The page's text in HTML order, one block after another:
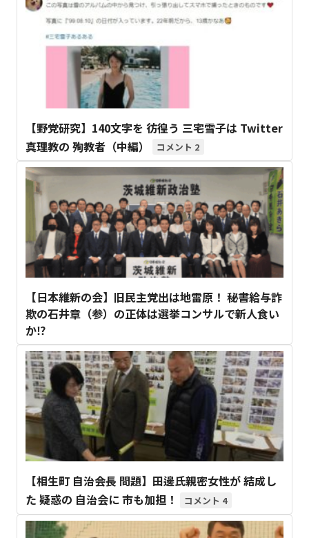
【野党研究】140文字を 彷徨う 三宅雪子は Twitter
真理教の 殉教者（中編）
2
【日本維新の会】旧民主党出は地雷原！ 秘書給与詐
欺の石井章（参）の正体は選挙コンサルで新人食い
か⁉
【相生町 自治会長 問題】田邊氏親密女性が 結成し
た 疑惑の 自治会に 市も加担！
4